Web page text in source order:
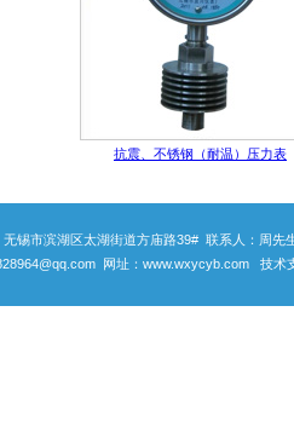
抗震、不锈钢（耐温）压力表
锡市滨湖区太湖街道方庙路39# 联系人：周先
网址：www.wxycyb.com 技术